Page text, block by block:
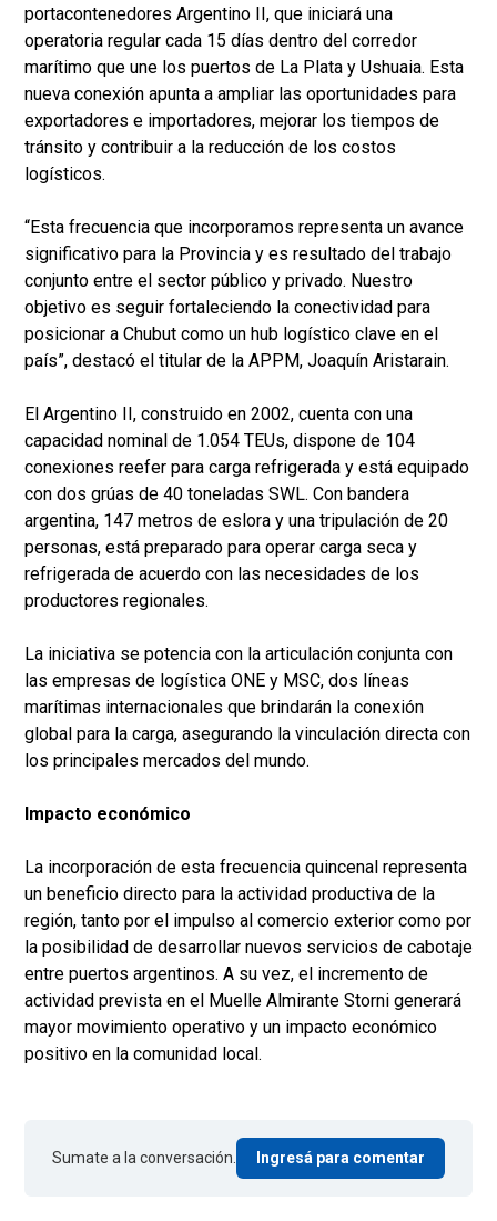
portacontenedores Argentino II, que iniciará una
operatoria regular cada 15 días dentro del corredor
marítimo que une los puertos de La Plata y Ushuaia. Esta
nueva conexión apunta a ampliar las oportunidades para
exportadores e importadores, mejorar los tiempos de
tránsito y contribuir a la reducción de los costos
logísticos.
“Esta frecuencia que incorporamos representa un avance
significativo para la Provincia y es resultado del trabajo
conjunto entre el sector público y privado. Nuestro
objetivo es seguir fortaleciendo la conectividad para
posicionar a Chubut como un hub logístico clave en el
país”, destacó el titular de la APPM, Joaquín Aristarain.
El Argentino II, construido en 2002, cuenta con una
capacidad nominal de 1.054 TEUs, dispone de 104
conexiones reefer para carga refrigerada y está equipado
con dos grúas de 40 toneladas SWL. Con bandera
argentina, 147 metros de eslora y una tripulación de 20
personas, está preparado para operar carga seca y
refrigerada de acuerdo con las necesidades de los
productores regionales.
La iniciativa se potencia con la articulación conjunta con
las empresas de logística ONE y MSC, dos líneas
marítimas internacionales que brindarán la conexión
global para la carga, asegurando la vinculación directa con
los principales mercados del mundo.
Impacto económico
La incorporación de esta frecuencia quincenal representa
un beneficio directo para la actividad productiva de la
región, tanto por el impulso al comercio exterior como por
la posibilidad de desarrollar nuevos servicios de cabotaje
entre puertos argentinos. A su vez, el incremento de
actividad prevista en el Muelle Almirante Storni generará
mayor movimiento operativo y un impacto económico
positivo en la comunidad local.
Sumate a la conversación. Ingresá para comentar